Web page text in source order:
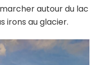
autour du lac
irons au glacier.